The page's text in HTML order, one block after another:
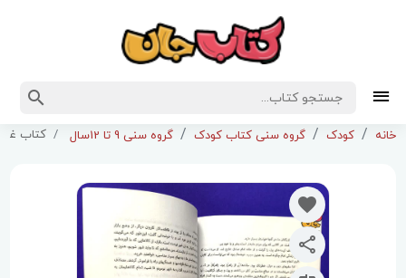
خانه کودک گروه سنی کتاب کودک گروه سنی 9 تا 12سال کتاب